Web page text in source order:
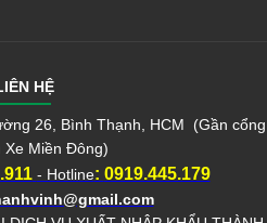
HỆ
26, Bình Thạnh, HCM (Gần cổng
Xe Miền Đông)
- Hotline: 0919.445.179